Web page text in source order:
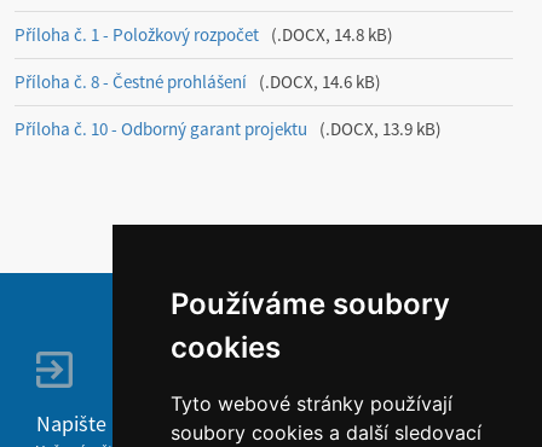
Používáme soubory
cookies
Tyto webové stránky používají
soubory cookies a další sledovací
Příloha č. 1 - Položkový rozpočet .DOCX, 14.8 kB
Příloha č. 8 - Čestné prohlášení .DOCX, 14.6 kB
Příloha č. 10 - Odborný garant projektu .DOCX, 13.9 kB
Napište nám